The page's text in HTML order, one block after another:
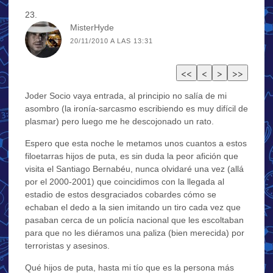
MisterHyde
20/11/2010 A LAS 13:31
Joder Socio vaya entrada, al principio no salía de mi
asombro (la ironía-sarcasmo escribiendo es muy difícil de
plasmar) pero luego me he descojonado un rato.
Espero que esta noche le metamos unos cuantos a estos
filoetarras hijos de puta, es sin duda la peor afición que
visita el Santiago Bernabéu, nunca olvidaré una vez (allá
por el 2000-2001) que coincidimos con la llegada al
estadio de estos desgraciados cobardes cómo se
echaban el dedo a la sien imitando un tiro cada vez que
pasaban cerca de un policía nacional que les escoltaban
para que no les diéramos una paliza (bien merecida) por
terroristas y asesinos.
Qué hijos de puta, hasta mi tío que es la persona más